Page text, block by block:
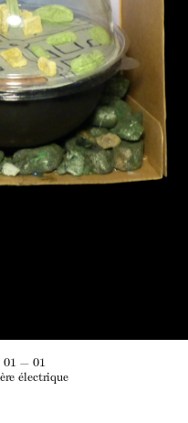
01 — 01
électrique